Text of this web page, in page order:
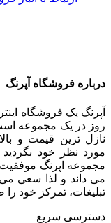
درباره فروشگاه آپرنگ
آپرنگ یک فروشگاه
روز در یک مجموعه است.
نازل ترین قیمت و
مورد نظر خود
مجموعه اپرنگ
می داند و لذا سعی
تبلیغات، تمرکز خود
دسترسی سریع